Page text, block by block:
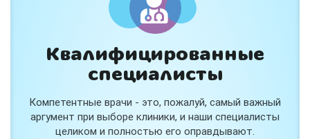
Квалифицированные
специалисты
Компетентные врачи - это, пожалуй, самый важный
аргумент при выборе клиники, и наши специалисты
целиком и полностью его оправдывают.
Консультация ортопеда +
тейпирование за 1 приём
Вас или вашего ребёнка беспокоят:
- боли в спине, шее, коленях или ногах?
- дискомфорт после спорта и нагрузок?